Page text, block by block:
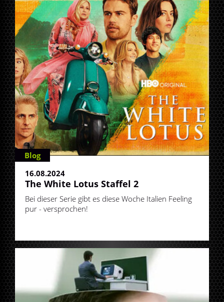
Blog
16.08.2024
The White Lotus Staffel 2
Bei dieser Serie gibt es diese Woche Italien Feeling
pur - versprochen!